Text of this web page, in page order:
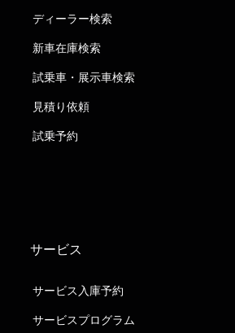
ディーラー検索
新車在庫検索
試乗車・展示車検索
見積り依頼
試乗予約
サービス
サービス入庫予約
サービスプログラム